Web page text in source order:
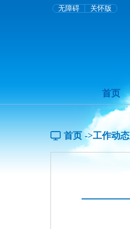
无障碍 关怀版
首页
首页 ->工作动态